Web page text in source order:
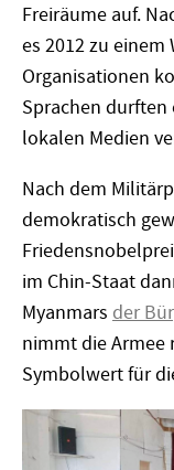
Freiräume auf.
es 2012 zu
Organisationen
Sprachen
lokalen Medien
Nach dem
demokratisch
im Chin-Staat
Myanmars der
nimmt die Armee
Symbolwert für